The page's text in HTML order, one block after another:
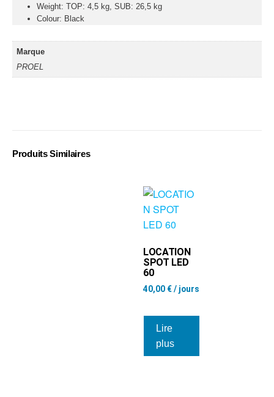
Weight: TOP: 4,5 kg, SUB: 26,5 kg
Colour: Black
Marque
PROEL
Produits Similaires
LOCATION
SPOT LED
60
40,00 €/ jours
Lire
plus